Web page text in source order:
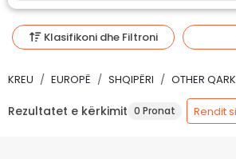
Klasifikoni dhe Filtroni
KREU EUROPË SHQIPËRI OTHER QARK
Rezultatet e kërkimit 0 Pronat